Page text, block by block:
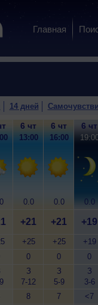
Главная
14 дней
6 чт
13:00
0.0
+21
+25
0
З
7-12
8
6 чт
16:00
0.0
+21
+25
0
З
5-9
7
6 чт
0.0
+19
+19
0
З
3-6
<7